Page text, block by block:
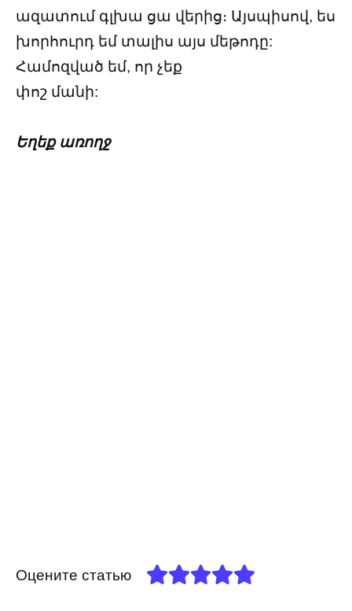
ազատում գլխա ցա վերից։ Այսպիսով, ես
խորհուրդ եմ տալիս այս մեթոդը:
Համոզված եմ, որ չեք
փոշ մանի:
Եղեք առողջ
Оцените статью